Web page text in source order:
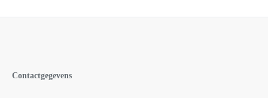
Contactgegevens